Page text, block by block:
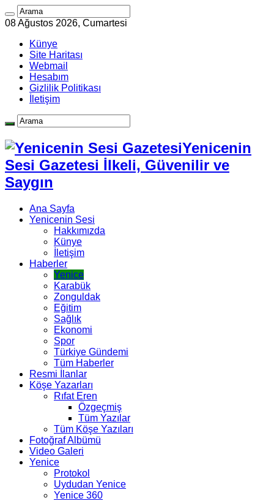
08 Ağustos 2026, Cumartesi
Künye
Site Haritası
Webmail
Hesabım
Gizlilik Politikası
İletişim
Yenicenin
Sesi Gazetesi İlkeli, Güvenilir ve
Saygın
Ana Sayfa
Yenicenin Sesi
Hakkımızda
Künye
İletişim
Haberler
Yenice
Karabük
Zonguldak
Eğitim
Sağlık
Ekonomi
Spor
Türkiye Gündemi
Tüm Haberler
Resmi İlanlar
Köşe Yazarları
Rıfat Eren
Özgeçmiş
Tüm Yazılar
Tüm Köşe Yazıları
Fotoğraf Albümü
Video Galeri
Yenice
Protokol
Uydudan Yenice
Yenice 360